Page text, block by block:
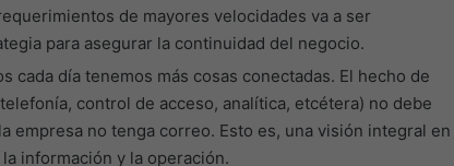
de mayores velocidades va a ser
para asegurar la continuidad del negocio.
cada día tenemos más cosas conectadas. El hecho de
control de acceso, analítica, etcétera) no debe
empresa no tenga correo. Esto es, una visión integral en
información y la operación.